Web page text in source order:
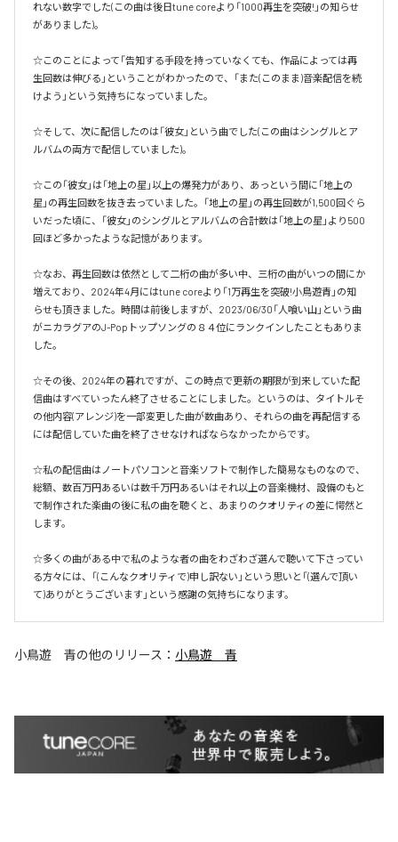
れない数字でした(この曲は後日tune coreより「1000再生を突破!」の知らせ
がありました)。
☆このことによって「告知する手段を持っていなくても、作品によっては再
生回数は伸びる」ということがわかったので、「また(このまま)音楽配信を続
けよう」という気持ちになっていました。
☆そして、次に配信したのは「彼女」という曲でした(この曲はシングルとア
ルバムの両方で配信していました)。
☆この「彼女」は「地上の星」以上の爆発力があり、あっという間に「地上の
星」の再生回数を抜き去っていました。「地上の星」の再生回数が1,500回ぐら
いだった頃に、「彼女」のシングルとアルバムの合計数は「地上の星」より500
回ほど多かったような記憶があります。
☆なお、再生回数は依然として二桁の曲が多い中、三桁の曲がいつの間にか
増えており、2024年4月にはtune coreより「1万再生を突破!小鳥遊青」の知
らせも頂きました。時間は前後しますが、2023/06/30「人喰い山」という曲
がニカラグアのJ-Popトップソングの８４位にランクインしたこともありま
した。
☆その後、2024年の暮れですが、この時点で更新の期限が到来していた配
信曲はすべていったん終了させることにしました。というのは、タイトルそ
の他内容(アレンジ)を一部変更した曲が数曲あり、それらの曲を再配信する
には配信していた曲を終了させなければならなかったからです。
☆私の配信曲はノートパソコンと音楽ソフトで制作した簡易なものなので、
総額、数百万円あるいは数千万円あるいはそれ以上の音楽機材、設備のもと
で制作された楽曲の後に私の曲を聴くと、あまりのクオリティの差に愕然と
します。
☆多くの曲がある中で私のような者の曲をわざわざ選んで聴いて下さってい
る方々には、「(こんなクオリティで)申し訳ない」という思いと「(選んで頂い
て)ありがとうございます」という感謝の気持ちになります。
小鳥遊 青の他のリリース： 小鳥遊 青